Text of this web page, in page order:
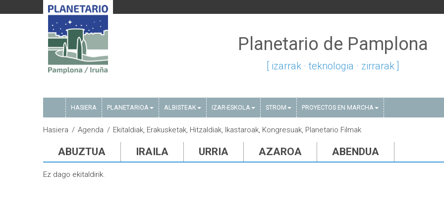
Planetario de Pamplona
[ izarrak · teknologia · zirrarak ]
HASIERA PLANETARIOA ALBISTEAK IZAR-ESKOLA STROM PROYECTOS EN MARCHA
Hasiera Agenda Ekitaldiak, Erakusketak, Hitzaldiak, Ikastaroak, Kongresuak, Planetario Filmak
ABUZTUA IRAILA URRIA AZAROA ABENDUA
Ez dago ekitaldirik.